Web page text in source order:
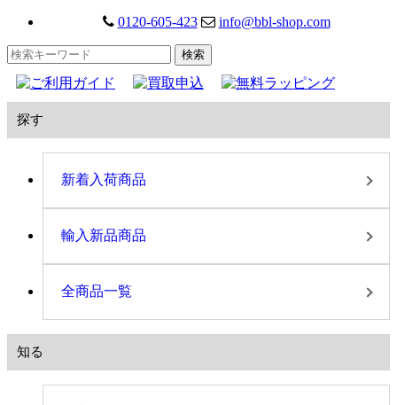
0120-605-423 info@bbl-shop.com
探す
新着入荷商品
輸入新品商品
全商品一覧
知る